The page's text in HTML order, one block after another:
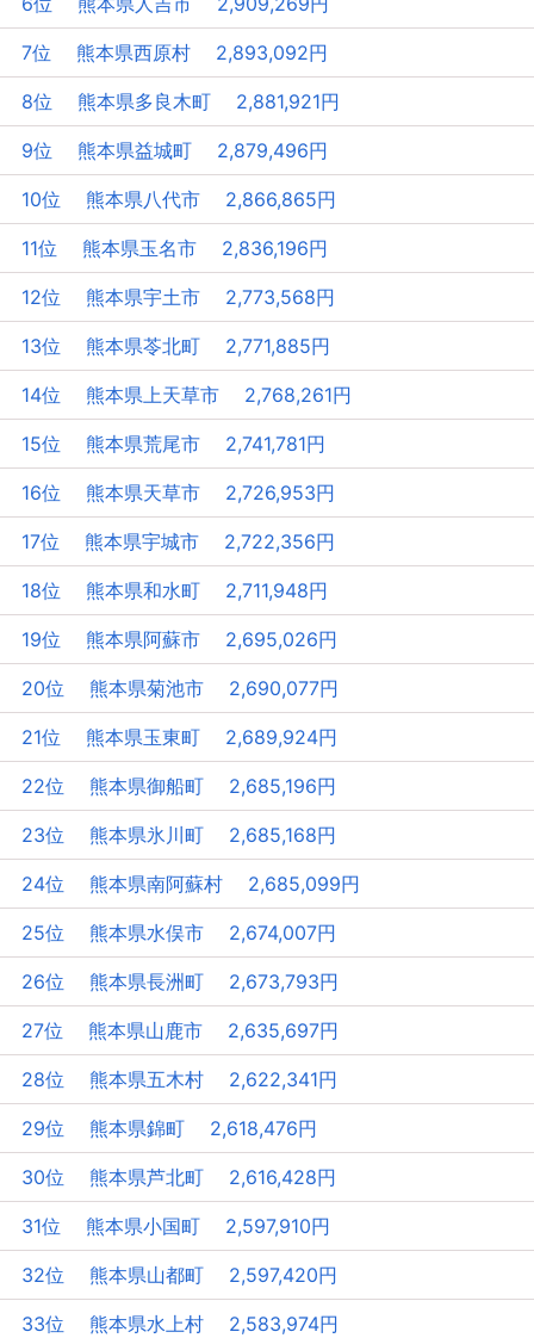
7位 熊本県西原村 2,893,092円
8位 熊本県多良木町 2,881,921円
9位 熊本県益城町 2,879,496円
10位 熊本県八代市 2,866,865円
11位 熊本県玉名市 2,836,196円
12位 熊本県宇土市 2,773,568円
13位 熊本県苓北町 2,771,885円
14位 熊本県上天草市 2,768,261円
15位 熊本県荒尾市 2,741,781円
16位 熊本県天草市 2,726,953円
17位 熊本県宇城市 2,722,356円
18位 熊本県和水町 2,711,948円
19位 熊本県阿蘇市 2,695,026円
20位 熊本県菊池市 2,690,077円
21位 熊本県玉東町 2,689,924円
22位 熊本県御船町 2,685,196円
23位 熊本県氷川町 2,685,168円
24位 熊本県南阿蘇村 2,685,099円
25位 熊本県水俣市 2,674,007円
26位 熊本県長洲町 2,673,793円
27位 熊本県山鹿市 2,635,697円
28位 熊本県五木村 2,622,341円
29位 熊本県錦町 2,618,476円
30位 熊本県芦北町 2,616,428円
31位 熊本県小国町 2,597,910円
32位 熊本県山都町 2,597,420円
33位 熊本県水上村 2,583,974円